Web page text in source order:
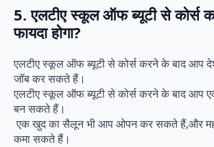
5. एलटीए स्कूल ऑफ ब्यूटी से कोर्स
फायदा होगा?
एलटीए स्कूल ऑफ ब्यूटी से कोर्स करने के बाद आप
जॉब कर सकते हैं।
एलटीए स्कूल ऑफ ब्यूटी से कोर्स करने के बाद आप
बन सकते हैं।
एक खुद का सैलून भी आप ओपन कर सकते हैं,और
कमा सकते हैं।